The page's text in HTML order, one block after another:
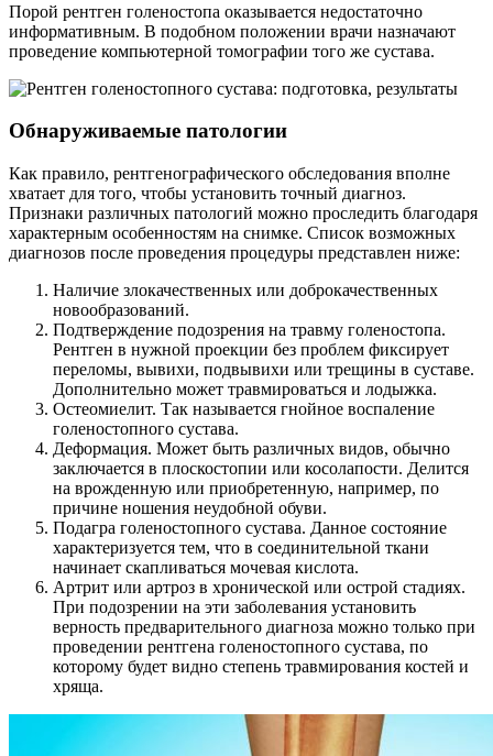
Порой рентген голеностопа оказывается недостаточно
информативным. В подобном положении врачи назначают
проведение компьютерной томографии того же сустава.
Обнаруживаемые патологии
Как правило, рентгенографического обследования вполне
хватает для того, чтобы установить точный диагноз.
Признаки различных патологий можно проследить благодаря
характерным особенностям на снимке. Список возможных
диагнозов после проведения процедуры представлен ниже:
Наличие злокачественных или доброкачественных
новообразований.
Подтверждение подозрения на травму голеностопа.
Рентген в нужной проекции без проблем фиксирует
переломы, вывихи, подвывихи или трещины в суставе.
Дополнительно может травмироваться и лодыжка.
Остеомиелит. Так называется гнойное воспаление
голеностопного сустава.
Деформация. Может быть различных видов, обычно
заключается в плоскостопии или косолапости. Делится
на врожденную или приобретенную, например, по
причине ношения неудобной обуви.
Подагра голеностопного сустава. Данное состояние
характеризуется тем, что в соединительной ткани
начинает скапливаться мочевая кислота.
Артрит или артроз в хронической или острой стадиях.
При подозрении на эти заболевания установить
верность предварительного диагноза можно только при
проведении рентгена голеностопного сустава, по
которому будет видно степень травмирования костей и
хряща.